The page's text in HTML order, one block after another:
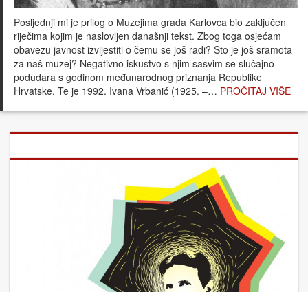
Posljednji mi je prilog o Muzejima grada Karlovca bio zaključen
riječima kojim je naslovljen današnji tekst. Zbog toga osjećam
obavezu javnost izvijestiti o čemu se još radi? Što je još sramota
za naš muzej? Negativno iskustvo s njim sasvim se slučajno
podudara s godinom međunarodnog priznanja Republike
Hrvatske. Te je 1992. Ivana Vrbanić (1925. –… PROČITAJ VIŠE